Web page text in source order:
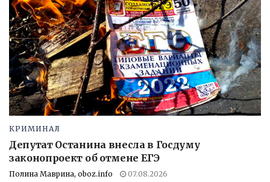
КРИМИНАЛ
Депутат Останина внесла в Госдуму
законопроект об отмене ЕГЭ
Полина Маврина, oboz.info 07.08.2026